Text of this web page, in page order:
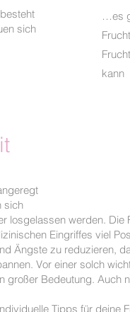
sich
…es
kann
angeregt
entspannen
losgelassen werden.
Eingriffes viel
Ängste zu reduzieren,
Vor einer solch
großer Bedeutung. Auch
individuelle Tipps für